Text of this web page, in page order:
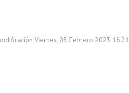
Viernes, 03 Febrero 2023 18:21